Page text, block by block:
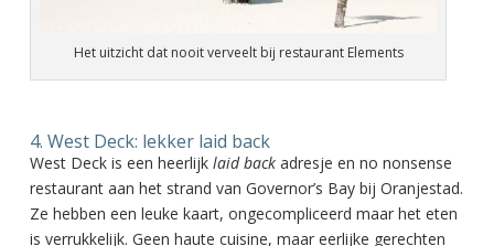
Het uitzicht dat nooit verveelt bij restaurant Elements
4. West Deck: lekker laid back
West Deck is een heerlijk laid backadresje en no nonsense
restaurant aan het strand van Governor’s Bay bij Oranjestad.
Ze hebben een leuke kaart, ongecompliceerd maar het eten
is verrukkelijk. Geen haute cuisine, maar eerlijke gerechten